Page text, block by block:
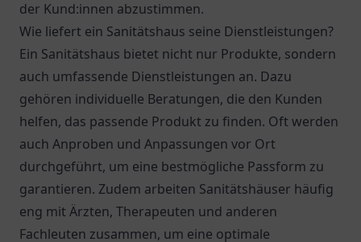
der Kund:innen abzustimmen.
Wie liefert ein Sanitätshaus seine Dienstleistungen?
Ein Sanitätshaus bietet nicht nur Produkte, sondern
auch umfassende Dienstleistungen an. Dazu
gehören individuelle Beratungen, die den Kunden
helfen, das passende Produkt zu finden. Oft werden
auch Anproben und Anpassungen vor Ort
durchgeführt, um eine bestmögliche Passform zu
garantieren. Zudem arbeiten Sanitätshäuser häufig
eng mit Ärzten, Therapeuten und anderen
Fachleuten zusammen, um eine optimale